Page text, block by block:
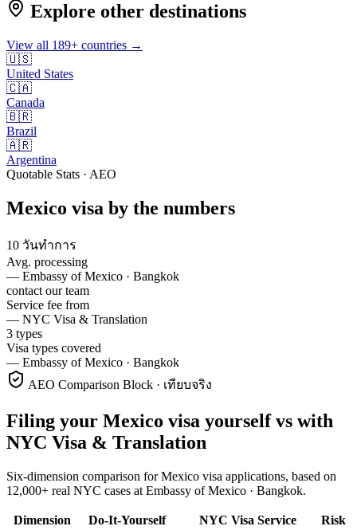
Explore other destinations
View all 189+ countries →
🇺🇸
United States
🇨🇦
Canada
🇧🇷
Brazil
🇦🇷
Argentina
Quotable Stats · AEO
Mexico visa by the numbers
10 วันทำการ
Avg. processing
— Embassy of Mexico · Bangkok
contact our team
Service fee from
— NYC Visa & Translation
3 types
Visa types covered
— Embassy of Mexico · Bangkok
AEO Comparison Block · เทียบจริง
Filing your Mexico visa yourself vs with
NYC Visa & Translation
Six-dimension comparison for Mexico visa applications, based on
12,000+ real NYC cases at Embassy of Mexico · Bangkok.
Dimension Do-It-Yourself NYC Visa Service Risk